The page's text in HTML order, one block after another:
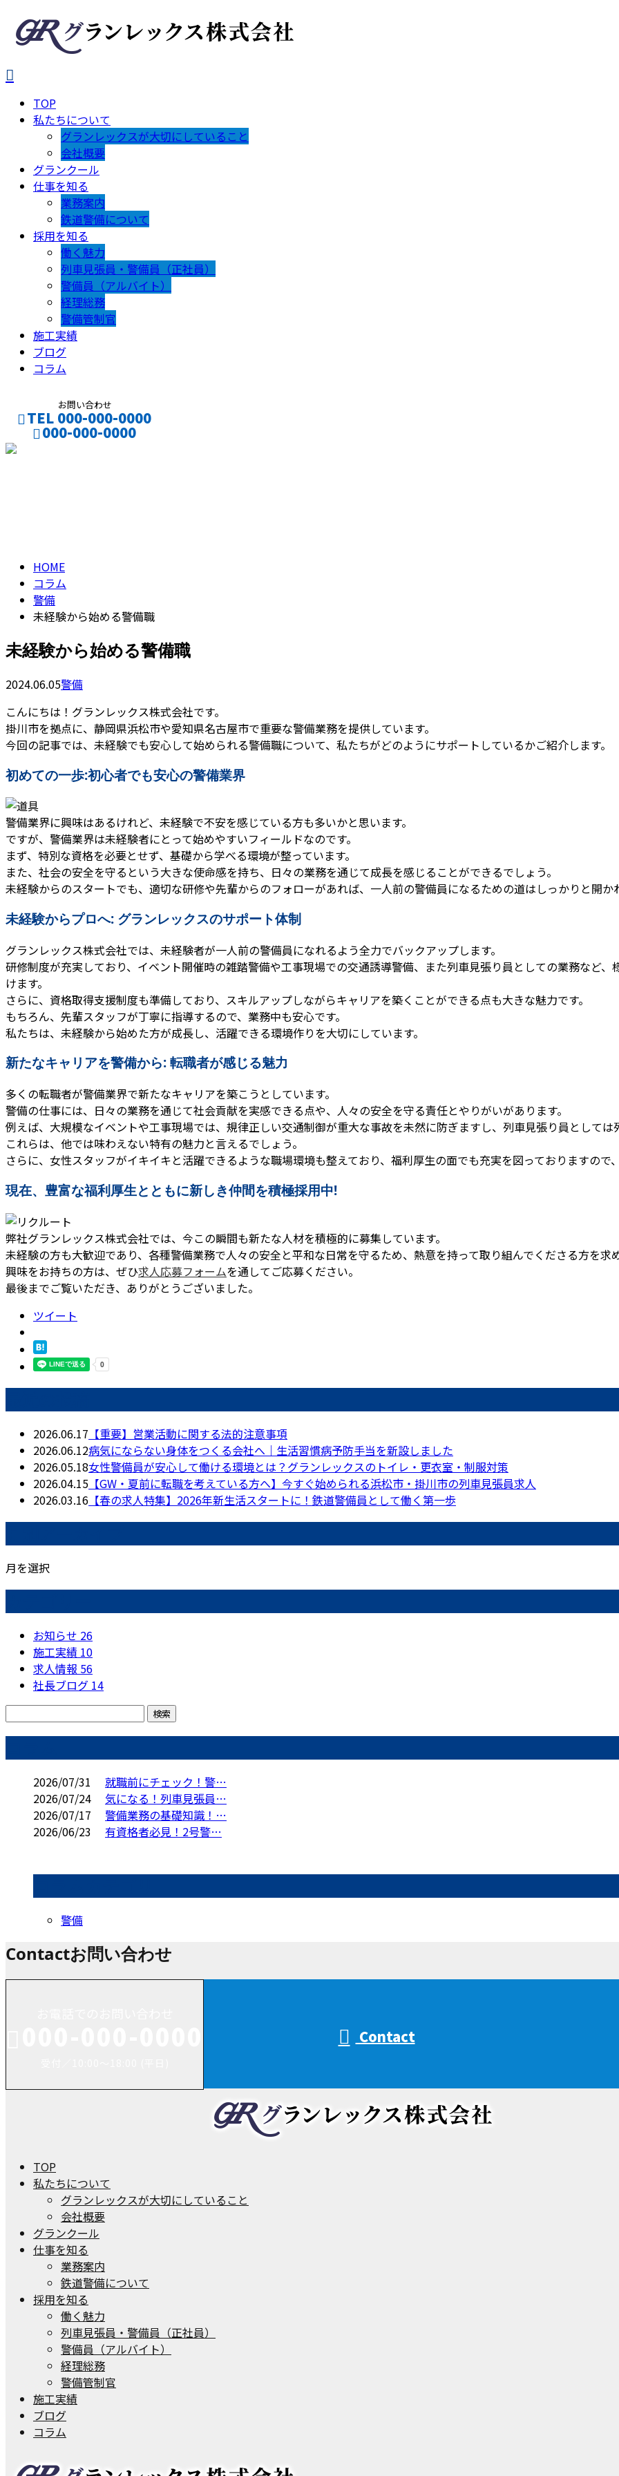
TOP
私たちについて
グランレックスが大切にしていること
会社概要
グランクール
仕事を知る
業務案内
鉄道警備について
採用を知る
働く魅力
列車見張員・警備員（正社員）
警備員（アルバイト）
経理総務
警備管制官
施工実績
ブログ
コラム
お問い合わせ
TEL 000-000-0000
000-000-0000
HOME
コラム
警備
未経験から始める警備職
未経験から始める警備職
2024.06.05警備
こんにちは！グランレックス株式会社です。
掛川市を拠点に、静岡県浜松市や愛知県名古屋市で重要な警備業務を提供しています。
今回の記事では、未経験でも安心して始められる警備職について、私たちがどのようにサポートしているかご紹介します。
初めての一歩:初心者でも安心の警備業界
警備業界に興味はあるけれど、未経験で不安を感じている方も多いかと思います。
ですが、警備業界は未経験者にとって始めやすいフィールドなのです。
まず、特別な資格を必要とせず、基礎から学べる環境が整っています。
また、社会の安全を守るという大きな使命感を持ち、日々の業務を通じて成長を感じることができるでしょう。
未経験からのスタートでも、適切な研修や先輩からのフォローがあれば、一人前の警備員になるための道はしっかりと開か
未経験からプロへ: グランレックスのサポート体制
グランレックス株式会社では、未経験者が一人前の警備員になれるよう全力でバックアップします。
研修制度が充実しており、イベント開催時の雑踏警備や工事現場での交通誘導警備、また列車見張り員としての業務など
けます。
さらに、資格取得支援制度も準備しており、スキルアップしながらキャリアを築くことができる点も大きな魅力です。
もちろん、先輩スタッフが丁寧に指導するので、業務中も安心です。
私たちは、未経験から始めた方が成長し、活躍できる環境作りを大切にしています。
新たなキャリアを警備から: 転職者が感じる魅力
多くの転職者が警備業界で新たなキャリアを築こうとしています。
警備の仕事には、日々の業務を通じて社会貢献を実感できる点や、人々の安全を守る責任とやりがいがあります。
例えば、大規模なイベントや工事現場では、規律正しい交通制御が重大な事故を未然に防ぎますし、列車見張り員としては
これらは、他では味わえない特有の魅力と言えるでしょう。
さらに、女性スタッフがイキイキと活躍できるような職場環境も整えており、福利厚生の面でも充実を図っておりますので
現在、豊富な福利厚生とともに新しき仲間を積極採用中!
弊社グランレックス株式会社では、今この瞬間も新たな人材を積極的に募集しています。
未経験の方も大歓迎であり、各種警備業務で人々の安全と平和な日常を守るため、熱意を持って取り組んでくださる方を求め
興味をお持ちの方は、ぜひ求人応募フォームを通してご応募ください。
最後までご覧いただき、ありがとうございました。
ツイート
2026.06.17 【重要】営業活動に関する法的注意事項
2026.06.12病気にならない身体をつくる会社へ｜生活習慣病予防手当を新設しました
2026.05.18女性警備員が安心して働ける環境とは？グランレックスのトイレ・更衣室・制服対策
2026.04.15 【GW・夏前に転職を考えている方へ】今すぐ始められる浜松市・掛川市の列車見張員求人
2026.03.16 【春の求人特集】2026年新生活スタートに！鉄道警備員として働く第一歩
月を選択
お知らせ 26
施工実績 10
求人情報 56
社長ブログ 14
2026/07/31
就職前にチェック！警…
2026/07/24
気になる！列車見張員…
2026/07/17
警備業務の基礎知識！…
2026/06/23
有資格者必見！2号警…
警備
Contactお問い合わせ
Contact
TOP
私たちについて
グランレックスが大切にしていること
会社概要
グランクール
仕事を知る
業務案内
鉄道警備について
採用を知る
働く魅力
列車見張員・警備員（正社員）
警備員（アルバイト）
経理総務
警備管制官
施工実績
ブログ
コラム